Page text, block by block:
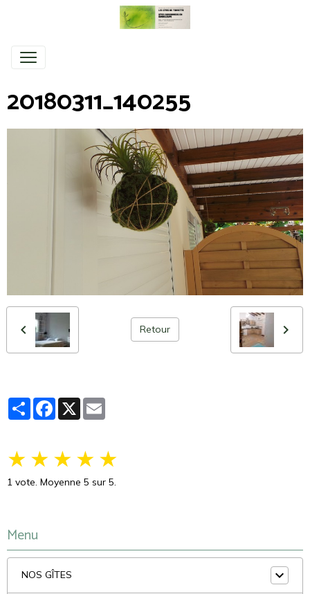
20180311_140255
Retour
PartagerFacebook
X
★ ★ ★ ★ ★
1 vote. Moyenne 5 sur 5.
Menu
NOS GÎTES